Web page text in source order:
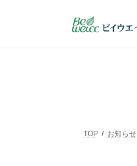
TOP お知らせ